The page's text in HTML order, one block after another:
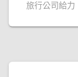
旅行公司給力